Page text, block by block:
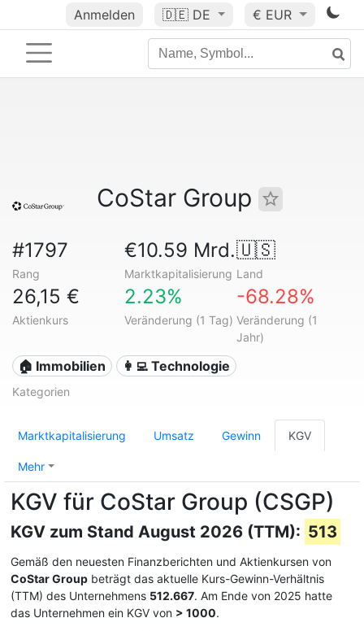
Anmelden 🇩🇪 DE € EUR
CoStar Group
#1797
Rang
€10.59 Mrd.
Marktkapitalisierung
🇺🇸
Land
26,15 €
Aktienkurs
2.23%
Veränderung (1 Tag)
-68.28%
Veränderung (1
Jahr)
🏠 Immobilien 👩‍💻 Technologie
Kategorien
Marktkapitalisierung Umsatz Gewinn KGV
Mehr
KGV für CoStar Group (CSGP)
KGV zum Stand August 2026 (TTM): 513
Gemäß den neuesten Finanzberichten und Aktienkursen von
CoStar Group beträgt das aktuelle Kurs-Gewinn-Verhältnis
(TTM) des Unternehmens 512.667. Am Ende von 2025 hatte
das Unternehmen ein KGV von > 1000.